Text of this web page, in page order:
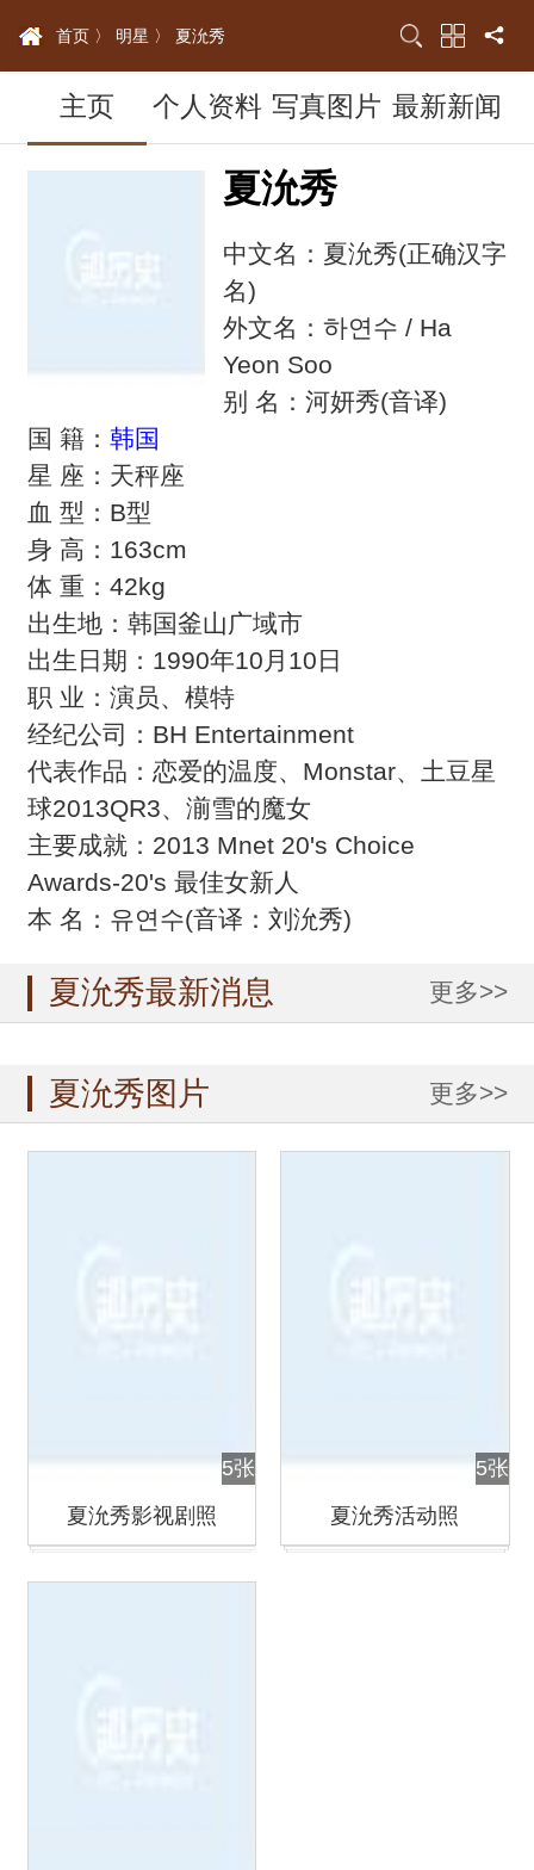
首页 〉 明星 〉 夏沇秀
主页 个人资料 写真图片 最新新闻
夏沇秀
中文名：夏沇秀(正确汉字
名)
外文名：하연수 / Ha
Yeon Soo
别 名：河妍秀(音译)
国 籍： 韩国
星 座：天秤座
血 型：B型
身 高：163cm
体 重：42kg
出生地：韩国釜山广域市
出生日期：1990年10月10日
职 业：演员、模特
经纪公司：BH Entertainment
代表作品：恋爱的温度、Monstar、土豆星
球2013QR3、湔雪的魔女
主要成就：2013 Mnet 20's Choice
Awards-20's 最佳女新人
本 名：유연수(音译：刘沇秀)
夏沇秀最新消息 更多>>
夏沇秀图片 更多>>
5张
夏沇秀影视剧照
5张
夏沇秀活动照